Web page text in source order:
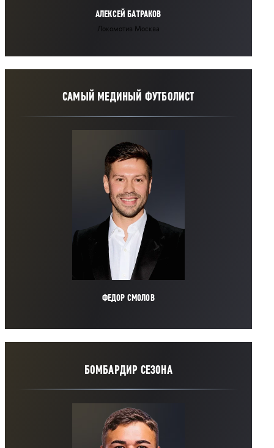
АЛЕКСЕЙ БАТРАКОВ
Локомотив Москва
САМЫЙ МЕДИНЫЙ ФУТБОЛИСТ
ФЕДОР СМОЛОВ
БОМБАРДИР СЕЗОНА